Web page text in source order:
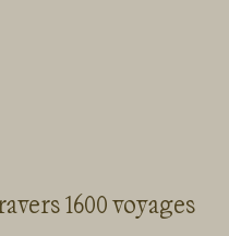
1600 voyages